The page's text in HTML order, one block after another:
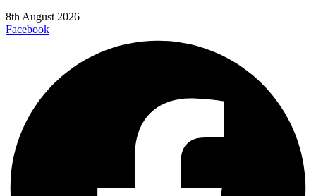
8th August 2026
Facebook